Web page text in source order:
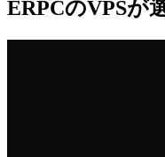
ERPCのVPSが